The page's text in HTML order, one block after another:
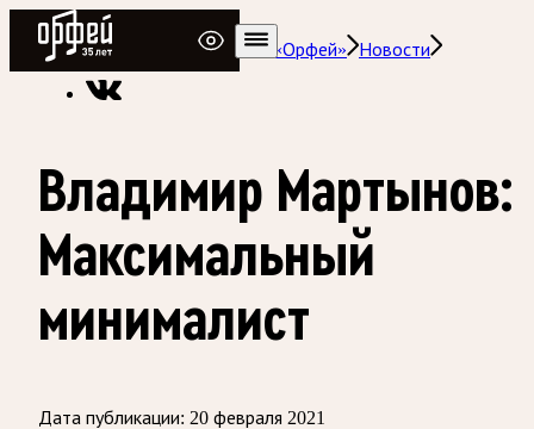
Радио Орфей
Радио классической музыки «Орфей»
Новости
Владимир Мартынов:
Максимальный
минималист
Дата публикации: 20 февраля 2021